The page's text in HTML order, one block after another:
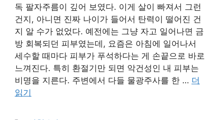
독 팔자주름이 깊어 보였다. 이게 살이 빠져서 그런
건지, 아니면 진짜 나이가 들어서 탄력이 떨어진 건
지 알 수가 없었다. 예전에는 그냥 자고 일어나면 금
방 회복되던 피부였는데, 요즘은 아침에 일어나서
세수할 때마다 피부가 푸석하다는 게 손끝으로 바로
느껴진다. 특히 환절기만 되면 악건성인 내 피부는
비명을 지른다. 주변에서 다들 물광주사를 한 … 더
읽기